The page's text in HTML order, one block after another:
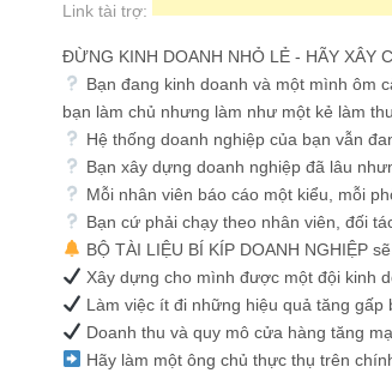
Link tài trợ:
ĐỪNG KINH DOANH NHỎ LẺ - HÃY XÂY
Bạn đang kinh doanh và một mình ôm
bạn làm chủ nhưng làm như một kẻ làm
Hệ thống doanh nghiệp của bạn vẫn
Bạn xây dựng doanh nghiệp đã lâu
Mỗi nhân viên báo cáo một kiểu, mỗi
Bạn cứ phải chạy theo nhân viên, đối
BỘ TÀI LIỆU BÍ KÍP DOANH NGHIỆP
Xây dựng cho mình được một đội kinh
Làm việc ít đi những hiệu quả tăng gấp
Doanh thu và quy mô cửa hàng tăng
Hãy làm một ông chủ thực thụ trên